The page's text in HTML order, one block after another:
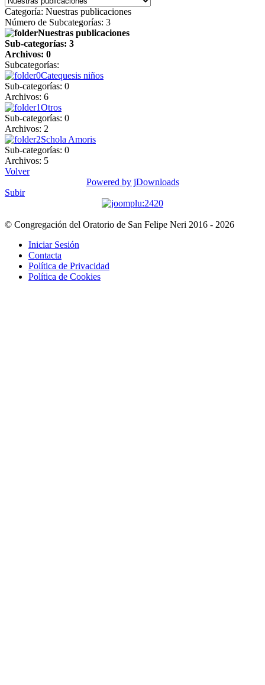
Categoría: Nuestras publicaciones
Número de Subcategorías: 3
Nuestras publicaciones
Sub-categorías: 3
Archivos: 0
Subcategorías:
Catequesis niños
Sub-categorías: 0
Archivos: 6
Otros
Sub-categorías: 0
Archivos: 2
Schola Amoris
Sub-categorías: 0
Archivos: 5
Volver
Powered by jDownloads
Subir
© Congregación del Oratorio de San Felipe Neri 2016 - 2026
Iniciar Sesión
Contacta
Política de Privacidad
Política de Cookies